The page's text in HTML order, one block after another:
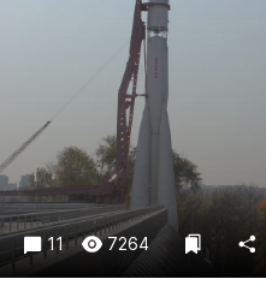
Образование
Общество
Погода
Праздники
Происшествия
Спорт
Экономика и бизнес
ПРОЕКТЫ
11 7264